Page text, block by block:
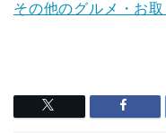
その他のグルメ・お